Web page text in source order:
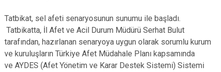
Tatbikat, sel afeti senaryosunun sunumu ile başladı.
Tatbikatta, İl Afet ve Acil Durum Müdürü Serhat Bulut
tarafından, hazırlanan senaryoya uygun olarak sorumlu kurum
ve kuruluşların Türkiye Afet Müdahale Planı kapsamında
ve AYDES (Afet Yönetim ve Karar Destek Sistemi) Sistemi